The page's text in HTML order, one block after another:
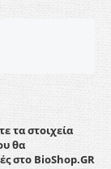
τα στοιχεία
θα
στο BioShop.GR